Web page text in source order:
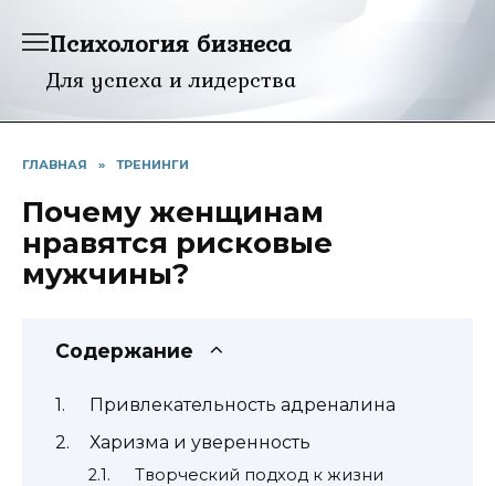
Психология бизнеса
Для успеха и лидерства
ГЛАВНАЯ » ТРЕНИНГИ
Почему женщинам
нравятся рисковые
мужчины?
Содержание
Привлекательность адреналина
Харизма и уверенность
Творческий подход к жизни